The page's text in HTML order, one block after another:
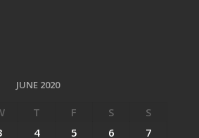
JUNE 2020
T F S
S
4 5 6
7